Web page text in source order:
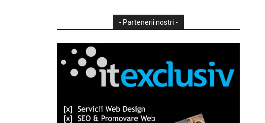
- Partenerii nostri -